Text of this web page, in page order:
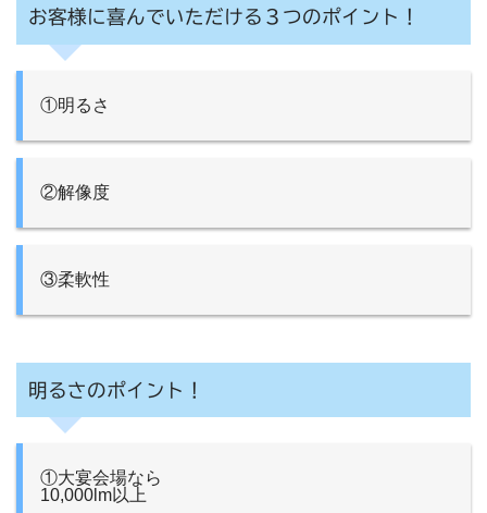
お客様に喜んでいただける３つのポイント！
①明るさ
②解像度
③柔軟性
明るさのポイント！
①大宴会場なら
10,000lm以上